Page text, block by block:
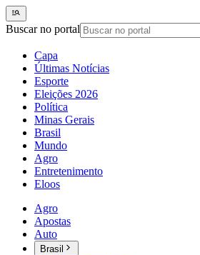
Buscar no portal
Capa
Últimas Notícias
Esporte
Eleições 2026
Política
Minas Gerais
Brasil
Mundo
Agro
Entretenimento
Eloos
Agro
Apostas
Auto
Brasil